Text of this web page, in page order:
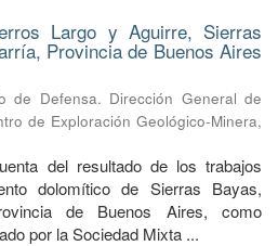
Largo y Aguirre, Sierras
Provincia de Buenos Aires
de Defensa. Dirección General de
de Exploración Geológico-Minera,
del resultado de los trabajos
dolomítico de Sierras Bayas,
de Buenos Aires, como
por la Sociedad Mixta ...